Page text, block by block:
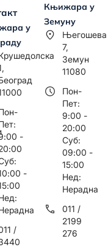
у
-
-
/
Књижара у
Земуну
Његошева
7,
Земун
11080
Пон-
Пет:
9:00 -
20:00
Суб:
09:00 -
15:00
Нед:
Нерадна
011 /
2199
276